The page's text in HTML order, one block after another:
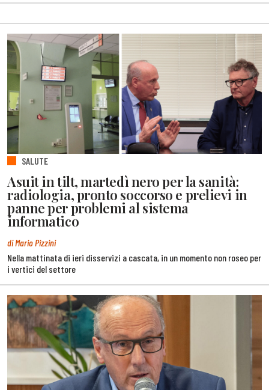
SALUTE
Asuit in tilt, martedì nero per la sanità:
radiologia, pronto soccorso e prelievi in
panne per problemi al sistema
informatico
di Mario Pizzini
Nella mattinata di ieri disservizi a cascata, in un momento non roseo per
i vertici del settore